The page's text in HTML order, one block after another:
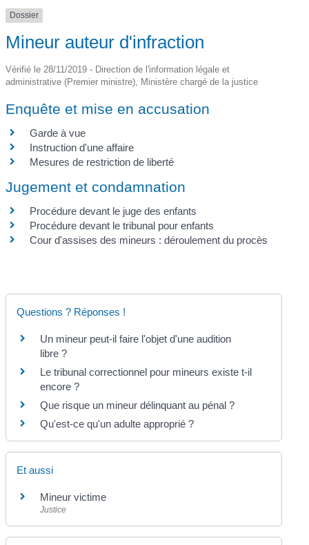
Dossier
Mineur auteur d'infraction
Vérifié le 28/11/2019 - Direction de l'information légale et
administrative (Premier ministre), Ministère chargé de la justice
Enquête et mise en accusation
Garde à vue
Instruction d'une affaire
Mesures de restriction de liberté
Jugement et condamnation
Procédure devant le juge des enfants
Procédure devant le tribunal pour enfants
Cour d'assises des mineurs : déroulement du procès
Questions ? Réponses !
Un mineur peut-il faire l'objet d'une audition
libre ?
Le tribunal correctionnel pour mineurs existe t-il
encore ?
Que risque un mineur délinquant au pénal ?
Qu'est-ce qu'un adulte approprié ?
Et aussi
Mineur victime
Justice